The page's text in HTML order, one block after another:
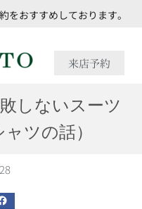
をおすすめしております。
来店予約
しないスーツ
ツの話）